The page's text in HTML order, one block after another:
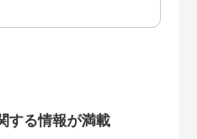
する情報が満載